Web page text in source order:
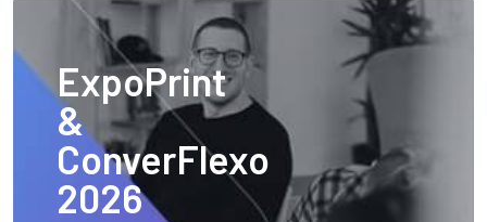
ExpoPrint
&
ConverFlexo
2026